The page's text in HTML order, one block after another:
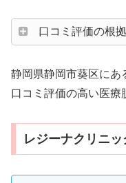
口コミ評価の根
静岡県静岡市葵区にあ
口コミ評価の高い医療
レジーナクリニ